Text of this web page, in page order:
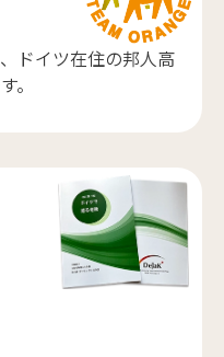
ドイツ在住の邦人高
。